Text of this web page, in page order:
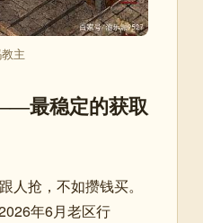
主
最稳定的获取
人抢，不如攒钱买。
年6月老区行